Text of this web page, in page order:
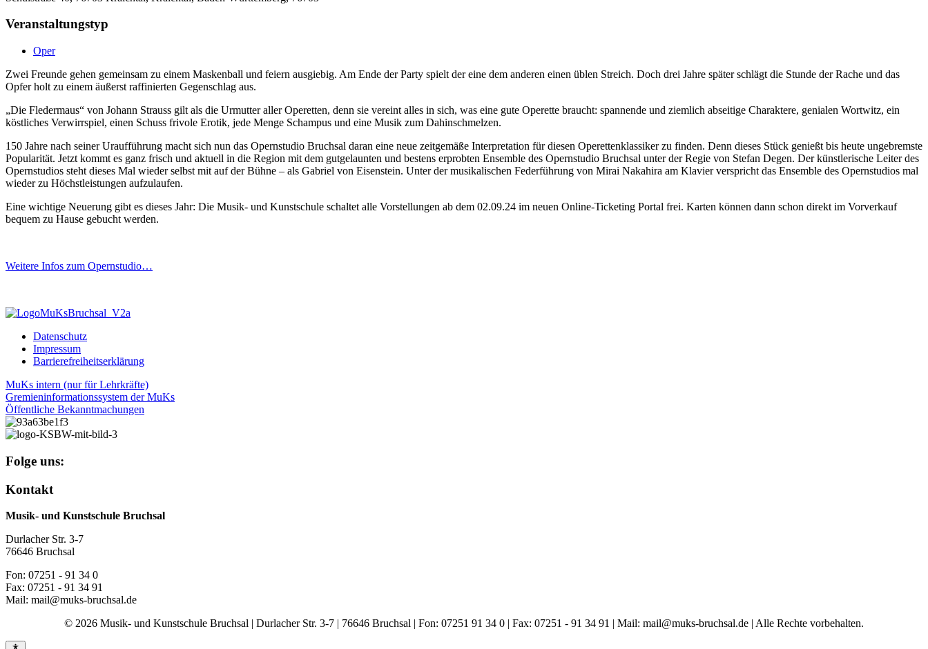
Veranstaltungstyp
Oper
Zwei Freunde gehen gemeinsam zu einem Maskenball und feiern ausgiebig. Am Ende der Party spielt der eine dem anderen einen üblen Streich. Doch drei Jahre später schlägt die Stunde der Rache und das
Opfer holt zu einem äußerst raffinierten Gegenschlag aus.
„Die Fledermaus“ von Johann Strauss gilt als die Urmutter aller Operetten, denn sie vereint alles in sich, was eine gute Operette braucht: spannende und ziemlich abseitige Charaktere, genialen Wortwitz, ein
köstliches Verwirrspiel, einen Schuss frivole Erotik, jede Menge Schampus und eine Musik zum Dahinschmelzen.
150 Jahre nach seiner Uraufführung macht sich nun das Opernstudio Bruchsal daran eine neue zeitgemäße Interpretation für diesen Operettenklassiker zu finden. Denn dieses Stück genießt bis heute ungebremste
Popularität. Jetzt kommt es ganz frisch und aktuell in die Region mit dem gutgelaunten und bestens erprobten Ensemble des Opernstudio Bruchsal unter der Regie von Stefan Degen. Der künstlerische Leiter des
Opernstudios steht dieses Mal wieder selbst mit auf der Bühne – als Gabriel von Eisenstein. Unter der musikalischen Federführung von Mirai Nakahira am Klavier verspricht das Ensemble des Opernstudios mal
wieder zu Höchstleistungen aufzulaufen.
Eine wichtige Neuerung gibt es dieses Jahr: Die Musik- und Kunstschule schaltet alle Vorstellungen ab dem 02.09.24 im neuen Online-Ticketing Portal frei. Karten können dann schon direkt im Vorverkauf
bequem zu Hause gebucht werden.
Weitere Infos zum Opernstudio…
Datenschutz
Impressum
Barrierefreiheitserklärung
MuKs intern (nur für Lehrkräfte)
Gremieninformationssystem der MuKs
Öffentliche Bekanntmachungen
Folge uns:
Kontakt
Musik- und Kunstschule Bruchsal
Durlacher Str. 3-7
76646 Bruchsal
Fon: 07251 - 91 34 0
Fax: 07251 - 91 34 91
Mail: mail@muks-bruchsal.de
© 2026 Musik- und Kunstschule Bruchsal | Durlacher Str. 3-7 | 76646 Bruchsal | Fon: 07251 91 34 0 | Fax: 07251 - 91 34 91 | Mail: mail@muks-bruchsal.de | Alle Rechte vorbehalten.